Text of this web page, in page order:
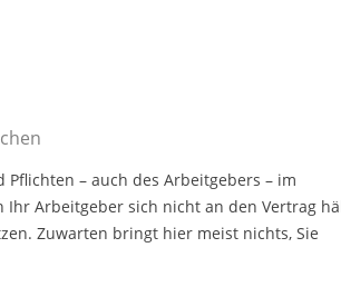
– auch des Arbeitgebers – im
Arbeitgeber sich nicht an den Vertrag
Zuwarten bringt hier meist nichts, Sie